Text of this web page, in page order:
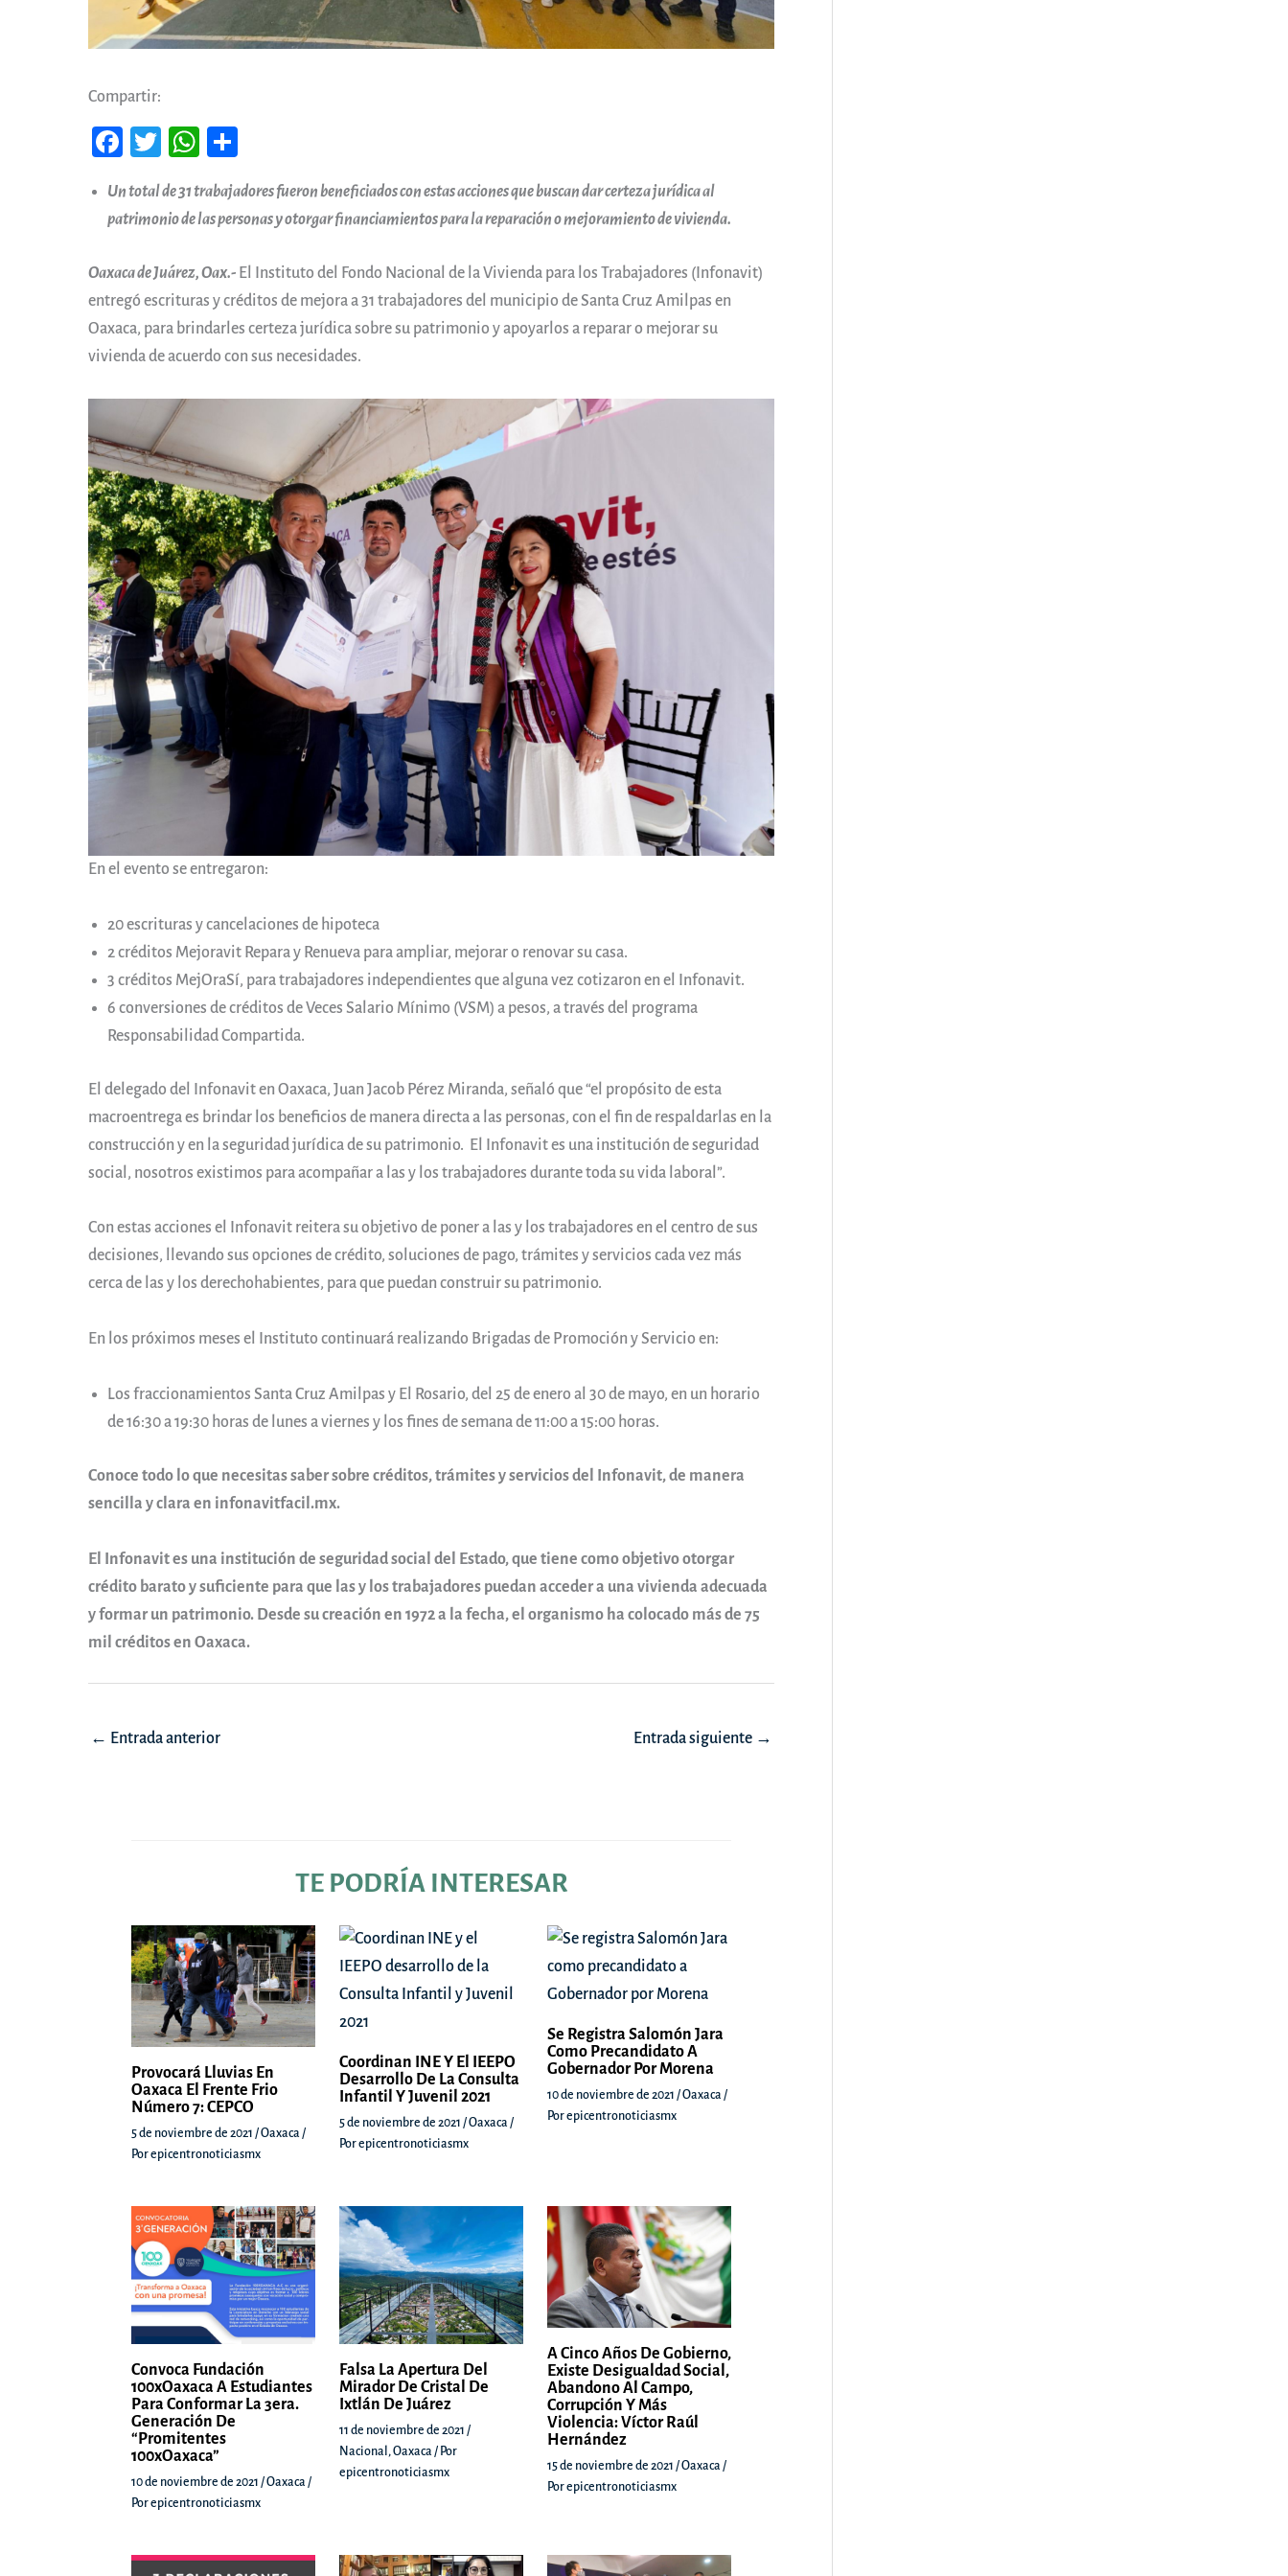
Compartir:
Fa
b
oo
k
T
tt
er
W
ts
A
pp
pa
rti
r
Un total de 31 trabajadores fueron beneficiados con estas acciones que buscan dar certeza jurídica al
patrimonio de las personas y otorgar financiamientos para la reparación o mejoramiento de vivienda.
Oaxaca de Juárez, Oax.- El Instituto del Fondo Nacional de la Vivienda para los Trabajadores (Infonavit)
entregó escrituras y créditos de mejora a 31 trabajadores del municipio de Santa Cruz Amilpas en
Oaxaca, para brindarles certeza jurídica sobre su patrimonio y apoyarlos a reparar o mejorar su
vivienda de acuerdo con sus necesidades.
En el evento se entregaron:
20 escrituras y cancelaciones de hipoteca
2 créditos Mejoravit Repara y Renueva para ampliar, mejorar o renovar su casa.
3 créditos MejOraSí, para trabajadores independientes que alguna vez cotizaron en el Infonavit.
6 conversiones de créditos de Veces Salario Mínimo (VSM) a pesos, a través del programa
Responsabilidad Compartida.
El delegado del Infonavit en Oaxaca, Juan Jacob Pérez Miranda, señaló que “el propósito de esta
macroentrega es brindar los beneficios de manera directa a las personas, con el fin de respaldarlas en la
construcción y en la seguridad jurídica de su patrimonio. El Infonavit es una institución de seguridad
social, nosotros existimos para acompañar a las y los trabajadores durante toda su vida laboral”.
Con estas acciones el Infonavit reitera su objetivo de poner a las y los trabajadores en el centro de sus
decisiones, llevando sus opciones de crédito, soluciones de pago, trámites y servicios cada vez más
cerca de las y los derechohabientes, para que puedan construir su patrimonio.
En los próximos meses el Instituto continuará realizando Brigadas de Promoción y Servicio en:
Los fraccionamientos Santa Cruz Amilpas y El Rosario, del 25 de enero al 30 de mayo, en un horario
de 16:30 a 19:30 horas de lunes a viernes y los fines de semana de 11:00 a 15:00 horas.
Conoce todo lo que necesitas saber sobre créditos, trámites y servicios del Infonavit, de manera
sencilla y clara en infonavitfacil.mx.
El Infonavit es una institución de seguridad social del Estado, que tiene como objetivo otorgar
crédito barato y suficiente para que las y los trabajadores puedan acceder a una vivienda adecuada
y formar un patrimonio. Desde su creación en 1972 a la fecha, el organismo ha colocado más de 75
mil créditos en Oaxaca.
Navegación
← Entrada anterior Entrada siguiente →
TE PODRÍA INTERESAR
Provocará Lluvias En
Oaxaca El Frente Frio
Número 7: CEPCO
5 de noviembre de 2021 /Oaxaca /
Porepicentronoticiasmx
Coordinan INE Y El IEEPO
Desarrollo De La Consulta
Infantil Y Juvenil 2021
5 de noviembre de 2021 /Oaxaca /
Porepicentronoticiasmx
Se Registra Salomón Jara
Como Precandidato A
Gobernador Por Morena
10 de noviembre de 2021 /Oaxaca /
Porepicentronoticiasmx
Convoca Fundación
100xOaxaca A Estudiantes
Para Conformar La 3era.
Generación De
“Promitentes
100xOaxaca”
10 de noviembre de 2021 /Oaxaca /
Porepicentronoticiasmx
Falsa La Apertura Del
Mirador De Cristal De
Ixtlán De Juárez
11 de noviembre de 2021 /
Nacional ,Oaxaca / Por
epicentronoticiasmx
A Cinco Años De Gobierno,
Existe Desigualdad Social,
Abandono Al Campo,
Corrupción Y Más
Violencia: Víctor Raúl
Hernández
15 de noviembre de 2021/Oaxaca /
Porepicentronoticiasmx